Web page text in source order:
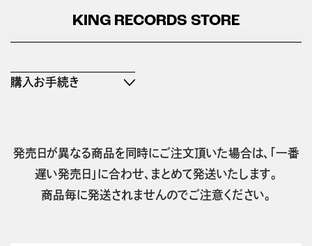
KING RECORDS STORE
購入お手続き
発売日が異なる商品を同時にご注文頂いた場合は、「一番
遅い発売日」に合わせ、まとめて発送いたします。
商品毎に発送されませんのでご注意ください。